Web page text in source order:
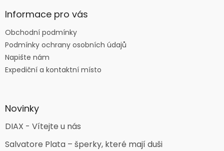
Informace pro vás
Obchodní podmínky
Podmínky ochrany osobních údajů
Napište nám
Expediční a kontaktní místo
Novinky
DIAX - Vítejte u nás
Salvatore Plata – šperky, které mají duši